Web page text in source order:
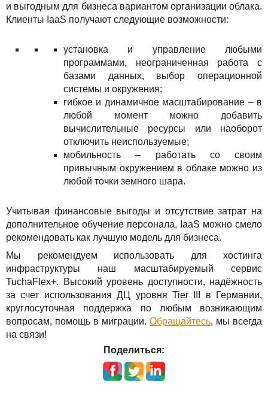
и выгодным для бизнеса вариантом организации облака.
Клиенты IaaS получают следующие возможности:
установка и управление любыми
программами, неограниченная работа с
базами данных, выбор операционной
системы и окружения;
гибкое и динамичное масштабирование – в
любой момент можно добавить
вычислительные ресурсы или наоборот
отключить неиспользуемые;
мобильность – работать со своим
привычным окружением в облаке можно из
любой точки земного шара.
Учитывая финансовые выгоды и отсутствие затрат на
дополнительное обучение персонала, IaaS можно смело
рекомендовать как лучшую модель для бизнеса.
Мы рекомендуем использовать для хостинга
инфраструктуры наш масштабируемый сервис
TuchaFlex+. Высокий уровень доступности, надёжность
за счет использования ДЦ уровня Tier III в Германии,
круглосуточная поддержка по любым возникающим
вопросам, помощь в миграции. Обращайтесь, мы всегда
на связи!
Поделиться: